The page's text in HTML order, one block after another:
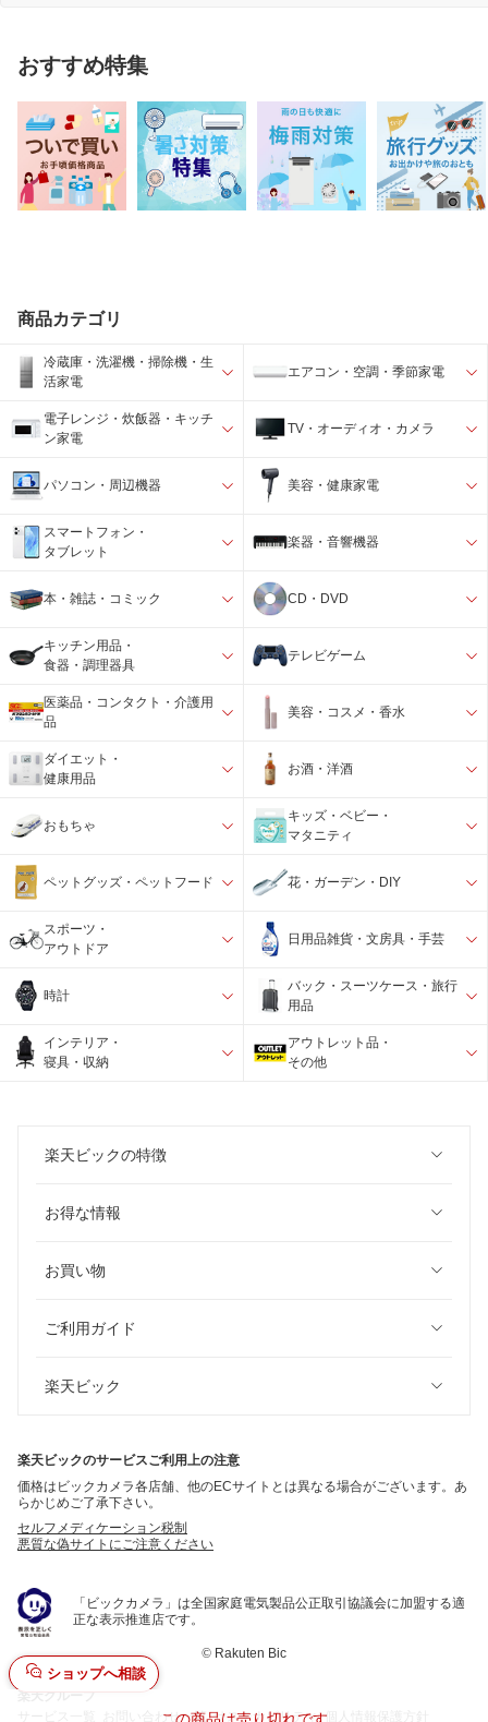
おすすめ特集
ショップへ相談
商品カテゴリ
冷蔵庫・洗濯機・掃除機・生
活家電
エアコン・空調・季節家電
電子レンジ・炊飯器・キッチ
ン家電
TV・オーディオ・カメラ
パソコン・周辺機器 美容・健康家電
スマートフォン・
タブレット
楽器・音響機器
本・雑誌・コミック CD・DVD
キッチン用品・
食器・調理器具
テレビゲーム
医薬品・コンタクト・介護用
品
美容・コスメ・香水
ダイエット・
健康用品
お酒・洋酒
おもちゃ
キッズ・ベビー・
マタニティ
ペットグッズ・ペットフード 花・ガーデン・DIY
スポーツ・
アウトドア
日用品雑貨・文房具・手芸
時計
バック・スーツケース・旅行
用品
インテリア・
寝具・収納
アウトレット品・
その他
楽天ビックの特徴
お得な情報
お買い物
ご利用ガイド
楽天ビック
楽天ビックのサービスご利用上の注意
価格はビックカメラ各店舗、他のECサイトとは異なる場合がございます。あ
らかじめご了承下さい。
セルフメディケーション税制
悪質な偽サイトにご注意ください
「ビックカメラ」は全国家庭電気製品公正取引協議会に加盟する適
正な表示推進店です。
© Rakuten Bic
楽天グループ
お問い合わせ一覧 サステナビリティ 個人情報保護方針